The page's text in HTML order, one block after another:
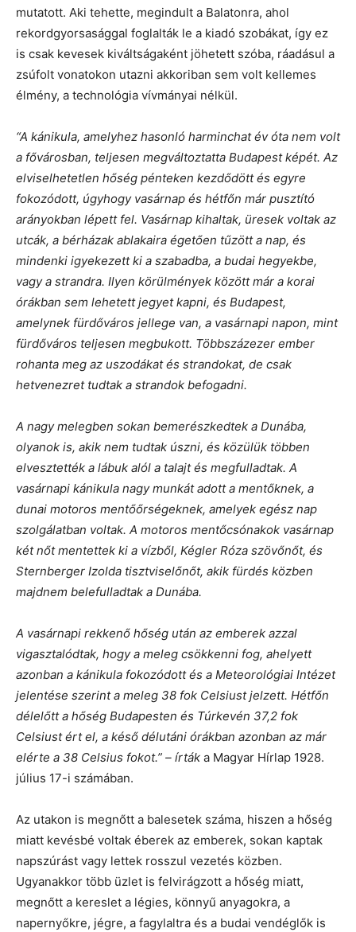
mutatott. Aki tehette, megindult a Balatonra, ahol
rekordgyorsasággal foglalták le a kiadó szobákat, így ez
is csak kevesek kiváltságaként jöhetett szóba, ráadásul a
zsúfolt vonatokon utazni akkoriban sem volt kellemes
élmény, a technológia vívmányai nélkül.
“A kánikula, amelyhez hasonló harminchat év óta nem volt
a fővárosban, teljesen megváltoztatta Budapest képét. Az
elviselhetetlen hőség pénteken kezdődött és egyre
fokozódott, úgyhogy vasárnap és hétfőn már pusztító
arányokban lépett fel. Vasárnap kihaltak, üresek voltak az
utcák, a bérházak ablakaira égetően tűzött a nap, és
mindenki igyekezett ki a szabadba, a budai hegyekbe,
vagy a strandra. Ilyen körülmények között már a korai
órákban sem lehetett jegyet kapni, és Budapest,
amelynek fürdőváros jellege van, a vasárnapi napon, mint
fürdőváros teljesen megbukott. Többszázezer ember
rohanta meg az uszodákat és strandokat, de csak
hetvenezret tudtak a strandok befogadni.
A nagy melegben sokan bemerészkedtek a Dunába,
olyanok is, akik nem tudtak úszni, és közülük többen
elvesztették a lábuk alól a talajt és megfulladtak. A
vasárnapi kánikula nagy munkát adott a mentőknek, a
dunai motoros mentőőrségeknek, amelyek egész nap
szolgálatban voltak. A motoros mentőcsónakok vasárnap
két nőt mentettek ki a vízből, Kégler Róza szövőnőt, és
Sternberger Izolda tisztviselőnőt, akik fürdés közben
majdnem belefulladtak a Dunába.
A vasárnapi rekkenő hőség után az emberek azzal
vigasztalódtak, hogy a meleg csökkenni fog, ahelyett
azonban a kánikula fokozódott és a Meteorológiai Intézet
jelentése szerint a meleg 38 fok Celsiust jelzett. Hétfőn
délelőtt a hőség Budapesten és Túrkevén 37,2 fok
Celsiust ért el, a késő délutáni órákban azonban az már
elérte a 38 Celsius fokot.” – írták a Magyar Hírlap 1928.
július 17-i számában.
Az utakon is megnőtt a balesetek száma, hiszen a hőség
miatt kevésbé voltak éberek az emberek, sokan kaptak
napszúrást vagy lettek rosszul vezetés közben.
Ugyanakkor több üzlet is felvirágzott a hőség miatt,
megnőtt a kereslet a légies, könnyű anyagokra, a
napernyőkre, jégre, a fagylaltra és a budai vendéglők is